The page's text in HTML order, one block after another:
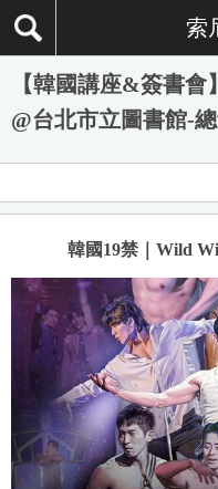
索
【韓國講座&簽書
@台北市立圖書館-
韓國19禁｜Wild